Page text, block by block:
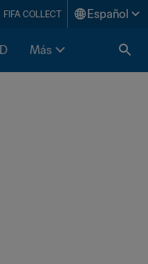
FIFA COLLECT Español
Más